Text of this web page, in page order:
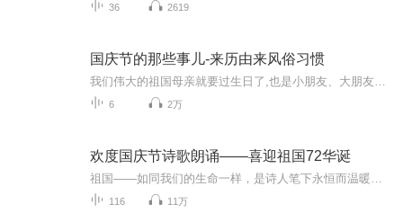
36 2619
国庆节的那些事儿-来历由来风俗习惯
6 2万
欢度国庆节诗歌朗诵——喜迎祖国72华诞
116 11万